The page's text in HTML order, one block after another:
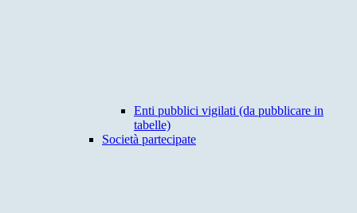
Enti pubblici vigilati (da pubblicare in
tabelle)
Società partecipate